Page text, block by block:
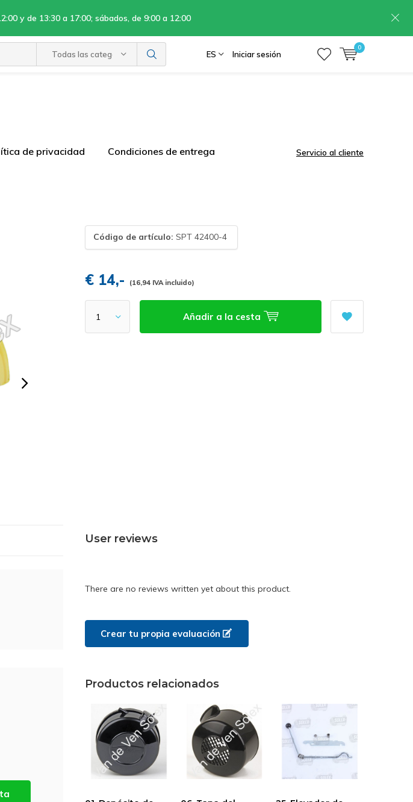
Todas las categorías ES Iniciar sesión
0
y de 13:30 a 17:00; sábados, de 9:00 a 12:00
de privacidad Condiciones de entrega Servicio al cliente
Código de artículo: SPT 42400-4
€ 14,- (16,94 IVA incluido)
Añadir a la cesta
User reviews
There are no reviews written yet about this product.
Crear tu propia evaluación
Productos relacionados